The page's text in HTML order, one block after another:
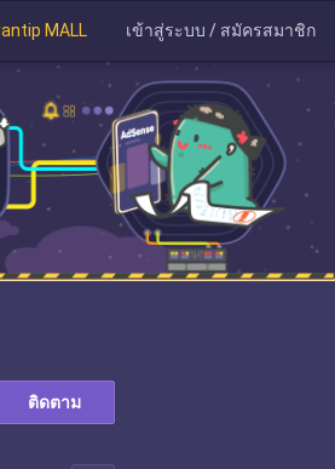
MALL เข้าสู่ระบบ / สมัครสมาชิก
ติดตาม